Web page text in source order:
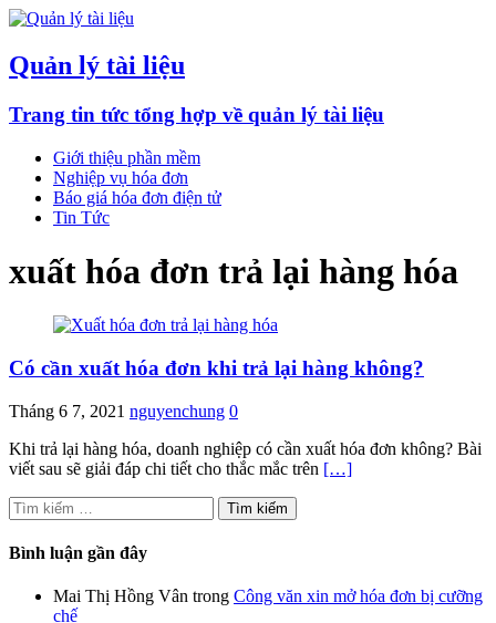
Quản lý tài liệu
Trang tin tức tổng hợp về quản lý tài liệu
Giới thiệu phần mềm
Nghiệp vụ hóa đơn
Báo giá hóa đơn điện tử
Tin Tức
xuất hóa đơn trả lại hàng hóa
Có cần xuất hóa đơn khi trả lại hàng không?
Tháng 6 7, 2021 nguyenchung 0
Khi trả lại hàng hóa, doanh nghiệp có cần xuất hóa đơn không? Bài
viết sau sẽ giải đáp chi tiết cho thắc mắc trên […]
Tìm
kiếm
cho:
Bình luận gần đây
Mai Thị Hồng Vân trong Công văn xin mở hóa đơn bị cưỡng
chế